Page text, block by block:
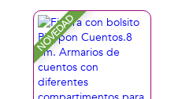
NOVEDAD